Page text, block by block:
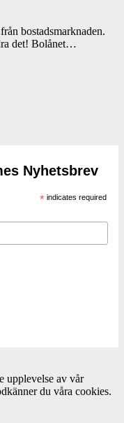
bostadsmarknaden.
det! Bolånet…
Nyhetsbrev
* indicates required
upplevelse av vår
du våra cookies.